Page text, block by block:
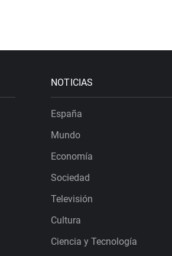
NOTICIAS
España
Mundo
Economía
Sociedad
Televisión
Cultura
Ciencia y Tecnología